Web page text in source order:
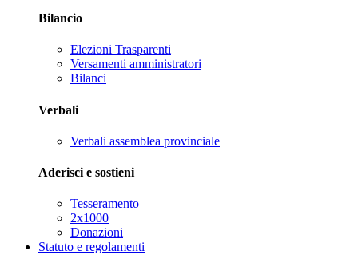
Bilancio
Elezioni Trasparenti
Versamenti amministratori
Bilanci
Verbali
Verbali assemblea provinciale
Aderisci e sostieni
Tesseramento
2x1000
Donazioni
Statuto e regolamenti